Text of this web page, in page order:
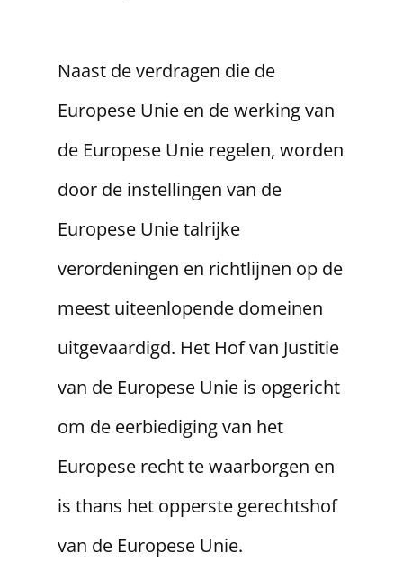
Naast de verdragen die de
Europese Unie en de werking van
de Europese Unie regelen, worden
door de instellingen van de
Europese Unie talrijke
verordeningen en richtlijnen op de
meest uiteenlopende domeinen
uitgevaardigd. Het Hof van Justitie
van de Europese Unie is opgericht
om de eerbiediging van het
Europese recht te waarborgen en
is thans het opperste gerechtshof
van de Europese Unie.